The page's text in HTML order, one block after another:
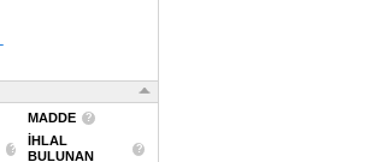
MADDE
İHLAL
BULUNAN